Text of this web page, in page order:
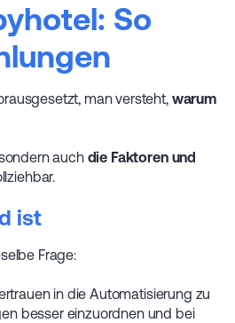
So
man versteht, warum
auch die Faktoren und
ist
Frage:
in die Automatisierung zu
besser einzuordnen und bei